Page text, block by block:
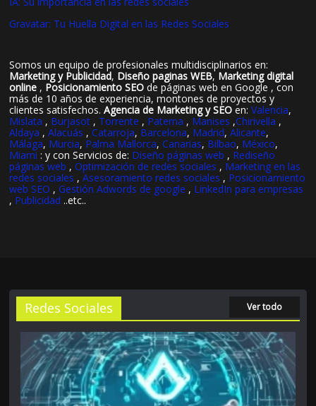
Gravatar: Tu Huella Digital en las Redes Sociales
Somos un equipo de profesionales multidisciplinarios en:
Marketing y Publicidad, Diseño paginas WEB, Marketing digital
online , Posicionamiento SEO de páginas web en Google , con
más de 10 años de experiencia, montones de proyectos y
clientes satisfechos.Agencia de Marketing y SEO en:Valencia,
Mislata , Burjasot , Torrente , Paterna , Manises ,Chirivella ,
Aldaya ,Alacuás ,Catarroja, Barcelona, Madrid,Alicante,
Málaga, Murcia, Palma Mallorca,Canarias, Bilbao, México,
Miami : y con Servicios de: Diseño páginas web , Rediseño
páginas web ,Optimización de redes sociales , Marketing en las
redes sociales ,Asesoramiento redes sociales , Posicionamiento
web SEO ,Gestión Adwords de google , LinkedIn para empresas
, Publicidad ..etc..
Redes Sociales Ver todo